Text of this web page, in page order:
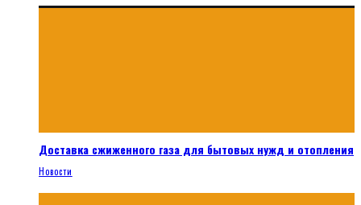
Доставка сжиженного газа для бытовых нужд и отопления
Новости